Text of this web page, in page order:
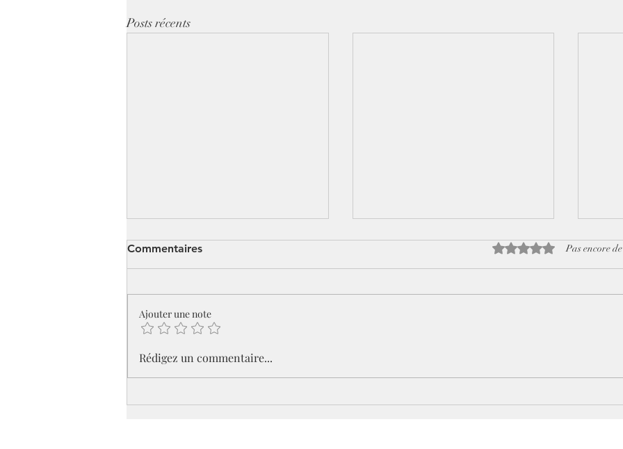
Posts récents
Rentrée 2024-2025 :
Commentaires Noté 0 étoile sur 5.Pas encore
Ajouter une note
Rédigez un commentaire...